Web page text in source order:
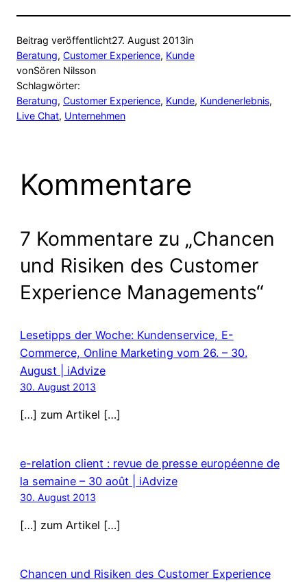
Beitrag veröffentlicht27. August 2013in
Beratung, Customer Experience, Kunde
vonSören Nilsson
Schlagwörter:
Beratung, Customer Experience, Kunde, Kundenerlebnis
Live Chat, Unternehmen
Kommentare
7 Kommentare zu „Chancen
und Risiken des Customer
Experience Managements“
Lesetipps der Woche: Kundenservice, E-
Commerce, Online Marketing vom 26. – 30.
August | iAdvize
30. August 2013
[…] zum Artikel […]
e-relation client : revue de presse européenne de
la semaine – 30 août | iAdvize
30. August 2013
[…] zum Artikel […]
Chancen und Risiken des Customer Experience